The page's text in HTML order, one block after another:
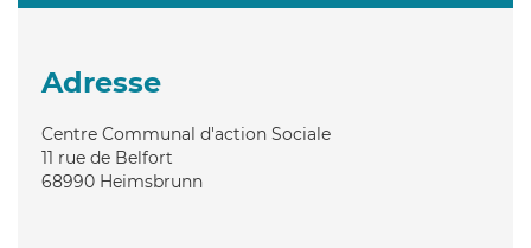
Adresse
Centre Communal d'action Sociale
11 rue de Belfort
68990 Heimsbrunn